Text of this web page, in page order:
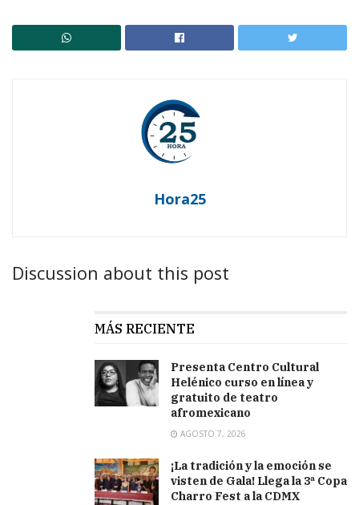
Hora25
Discussion about this post
MÁS RECIENTE
Presenta Centro Cultural
Helénico curso en línea y
gratuito de teatro
afromexicano
AGOSTO 7, 2026
¡La tradición y la emoción se
visten de Gala! Llega la 3ª Copa
Charro Fest a la CDMX